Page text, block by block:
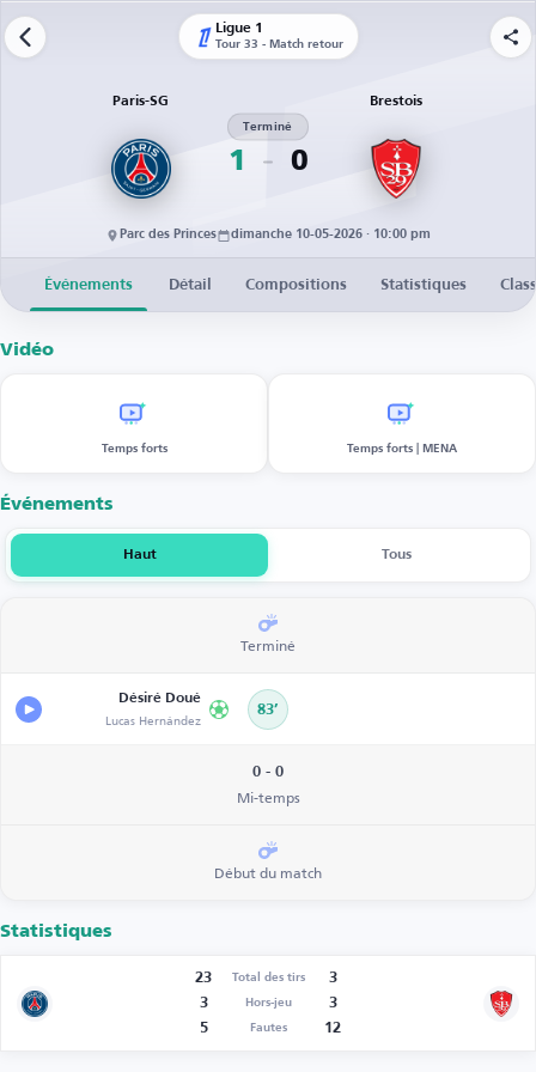
Ligue 1
Tour 33 - Match retour
Paris-SG
1
Terminé
0
Brestois
Parc des Princes dimanche 10-05-2026 · 10:00 pm
Événements Détail Compositions Statistiques
Vidéo
Temps forts Temps forts | MENA
Événements
Haut Tous
Terminé
Désiré Doué
Lucas Hernández 83’
0 - 0
Mi-temps
Début du match
Statistiques
23 Total des tirs
3
3
Hors-jeu
3
5
Fautes 12